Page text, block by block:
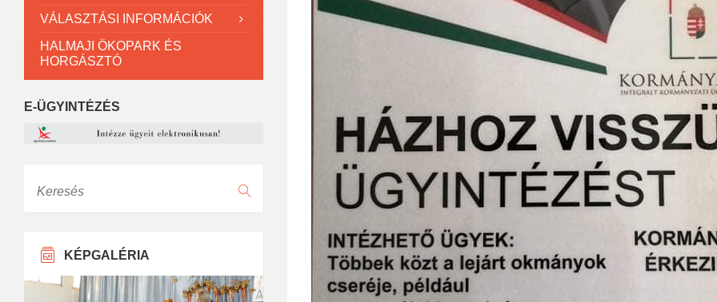
VÁLASZTÁSI INFORMÁCIÓK
HALMAJI ÖKOPARK ÉS
HORGÁSZTÓ
E-ÜGYINTÉZÉS
KÉPGALÉRIA